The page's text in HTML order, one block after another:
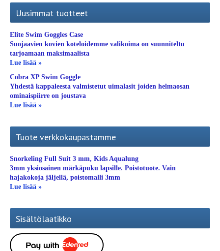
Uusimmat tuotteet
Elite Swim Goggles Case
Suojaavien kovien koteloidemme valikoima on suunniteltu
tarjoamaan maksimaalista
Lue lisää »
Cobra XP Swim Goggle
Yhdestä kappaleesta valmistetut uimalasit joiden helmaosan
ominaispiirre on joustava
Lue lisää »
Tuote verkkokaupastamme
Snorkeling Full Suit 3 mm, Kids Aqualung
3mm yksiosainen märkäpuku lapsille. Poistotuote. Vain
hajakokoja jäljellä, poistomalli 3mm
Lue lisää »
Sisältölaatikko